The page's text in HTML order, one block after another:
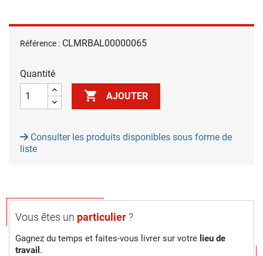
Référence : CLMRBAL00000065
Quantité
 AJOUTER
Consulter les produits disponibles sous forme de
liste
Vous êtes un particulier?
Gagnez du temps et faites-vous livrer sur votre lieu de
travail .